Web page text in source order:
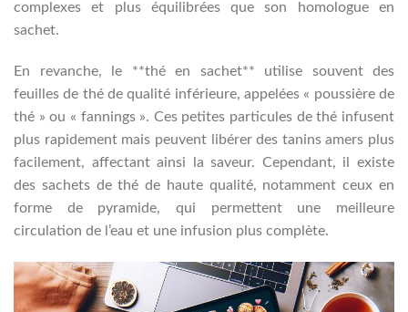
complexes et plus équilibrées que son homologue en
sachet.
En revanche, le **thé en sachet** utilise souvent des
feuilles de thé de qualité inférieure, appelées « poussière de
thé » ou « fannings ». Ces petites particules de thé infusent
plus rapidement mais peuvent libérer des tanins amers plus
facilement, affectant ainsi la saveur. Cependant, il existe
des sachets de thé de haute qualité, notamment ceux en
forme de pyramide, qui permettent une meilleure
circulation de l’eau et une infusion plus complète.